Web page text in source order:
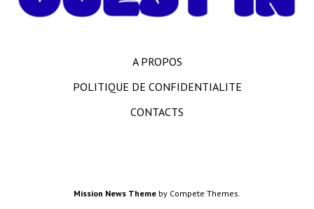
A PROPOS
POLITIQUE DE CONFIDENTIALITE
CONTACTS
Mission News Theme by Compete Themes.